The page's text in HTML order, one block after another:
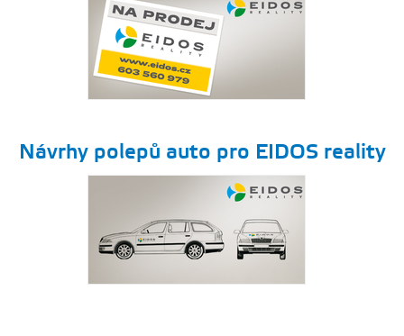
Návrhy polepů auto pro EIDOS reality